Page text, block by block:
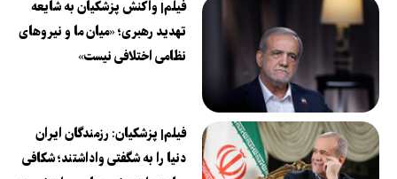
فیلم| واکنش پزشکیان به شایعه
تهدید رهبری؛ «میان ما و نیروهای
نظامی اختلافی نیست»
فیلم| پزشکیان: رزمندگان ایران
دنیا را به شگفتی واداشتند؛ شکافی